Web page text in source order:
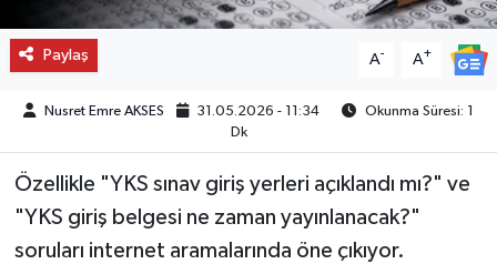
Paylaş A- A+
Nusret Emre AKSES 31.05.2026 - 11:34
Okunma Süresi: 1
Dk
Özellikle "YKS sınav giriş yerleri açıklandı mı?" ve
"YKS giriş belgesi ne zaman yayınlanacak?"
soruları internet aramalarında öne çıkıyor.